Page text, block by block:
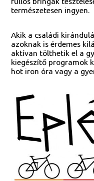
természetesen ingyen.
Akik a családi
azoknak is érdemes
aktívan tölthetik el a
kiegészítő programok
hot iron óra vagy a